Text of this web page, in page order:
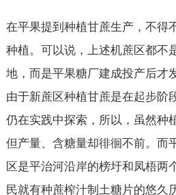
在平果提到种植甘蔗生产，不得
种植。可以说，上述机蔗区都不
地，而是平果糖厂建成投产后才
由于新蔗区种植甘蔗是在起步阶
仍在实践中探索，所以，虽然种
但产量、含糖量却徘徊不前。而
区是平治河沿岸的榜圩和凤梧两
民就有种蔗榨汁制土糖片的悠久